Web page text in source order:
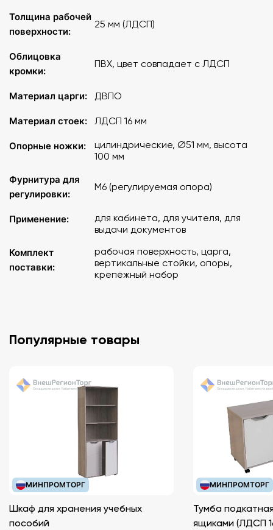
Толщина рабочей
поверхности:
25 мм (ЛДСП)
Облицовка
кромки:
ПВХ, цвет совпадает с ЛДСП
Материал царги: ДВПО
Материал стоек: ЛДСП 16 мм
Опорные ножки:
цилиндрические, Ø51 мм, высота
100 мм
Фурнитура для
регулировки:
М6 (регулируемая опора)
Применение:
для кабинета, для учителя, для
выдачи документов
Комплект
поставки:
рабочая поверхность, царга,
вертикальные стойки, опоры,
крепёжный набор
Популярные товары
МИНПРОМТОРГ
Шкаф для хранения учебных
пособий
МИНПРОМТОРГ
Тумба
ящиками